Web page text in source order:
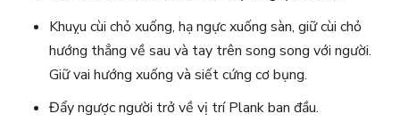
Khuỵu cùi chỏ xuống, hạ ngực xuống sàn, giữ cùi chỏ
hướng thẳng về sau và tay trên song song với người.
Giữ vai hướng xuống và siết cứng cơ bụng.
Đẩy ngược người trở về vị trí Plank ban đầu.